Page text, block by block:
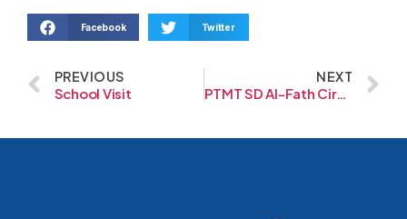
Facebook Twitter
PREVIOUS
School Visit
NEXT
PTMT SD Al-Fath Cirendeu